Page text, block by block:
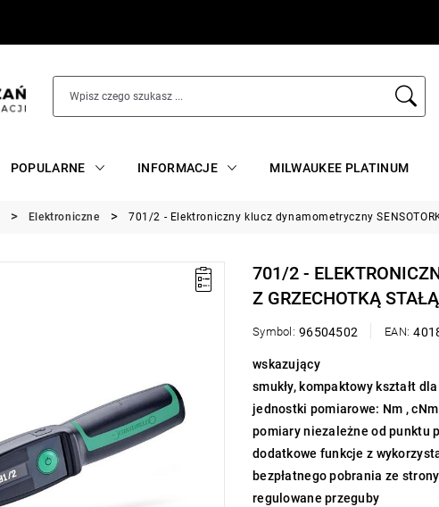
POPULARNE INFORMACJE MILWAUKEE PLATINUM
Elektroniczne 701/2 - Elektroniczny klucz dynamometryczny
701/2 -
Z GRZECHOTKĄ
Symbol: 96504502 EAN:
wskazujący
smukły, kompaktowy kształt
jednostki pomiarowe: Nm ,
pomiary niezależne od punktu
dodatkowe funkcje z
bezpłatnego pobrania ze
regulowane przeguby